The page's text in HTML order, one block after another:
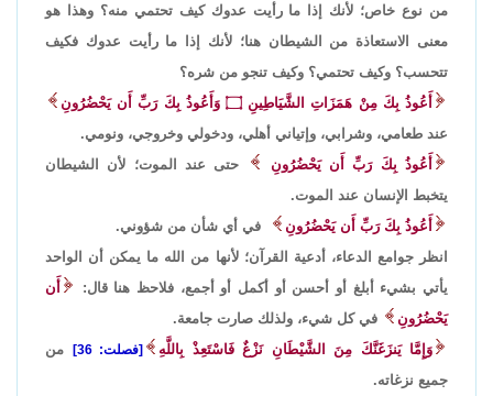
من نوع خاص؛ لأنك إذا ما رأيت عدوك كيف تحتمي منه؟ وهذا هو
معنى الاستعاذة من الشيطان هنا؛ لأنك إذا ما رأيت عدوك فكيف
تتحسب؟ وكيف تحتمي؟ وكيف تنجو من شره؟
أَعُوذُ بِكَ مِنْ هَمَزَاتِ الشَّيَاطِينِ ۝
وَأَعُوذُ بِكَ رَبِّ أَن يَحْضُرُونِ
عند طعامي، وشرابي، وإتياني أهلي، ودخولي وخروجي، ونومي.
أَعُوذُ بِكَ رَبِّ أَن يَحْضُرُونِ
حتى عند الموت؛ لأن الشيطان
يتخبط الإنسان عند الموت.
أَعُوذُ بِكَ رَبِّ أَن يَحْضُرُونِ
في أي شأن من شؤوني.
انظر جوامع الدعاء، أدعية القرآن؛ لأنها من الله ما يمكن أن الواحد
يأتي بشيء أبلغ أو أحسن أو أكمل أو أجمع، فلاحظ هنا قال:
أَن
يَحْضُرُونِ
في كل شيء، ولذلك صارت جامعة.
وَإِمَّا يَنزَغَنَّكَ مِنَ الشَّيْطَانِ نَزْغٌ فَاسْتَعِذْ بِاللَّهِ
[فصلت: 36]
من
جميع نزغاته.